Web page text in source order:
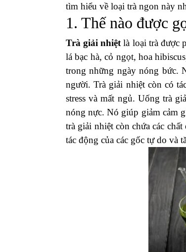
tìm hiểu về loại trà ngon này
1. Thế nào được
Trà giải nhiệt là loại trà được
lá bạc hà, cỏ ngọt, hoa
trong những ngày nóng bức.
người. Trà giải nhiệt còn có
stress và mất ngủ. Uống trà
nóng nực. Nó giúp giảm cảm
trà giải nhiệt còn chứa các
tác động của các gốc tự do và